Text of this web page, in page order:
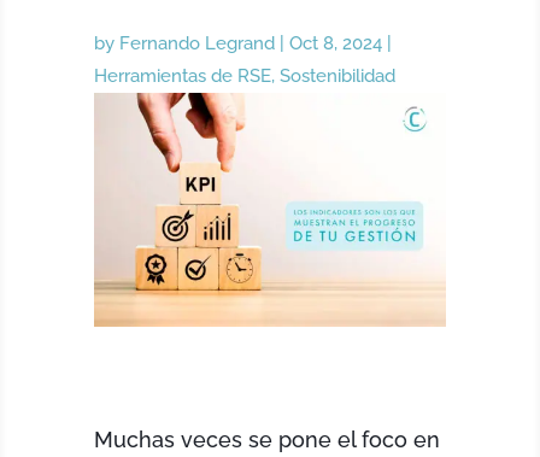
by Fernando Legrand |Oct 8, 2024
Herramientas de RSE,Sostenibilidad
Muchas veces se pone el foco en